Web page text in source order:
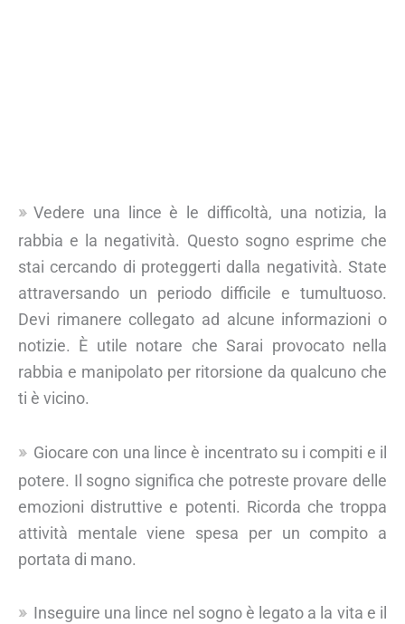
Vedere una lince è le difficoltà, una notizia, la
rabbia e la negatività. Questo sogno esprime che
stai cercando di proteggerti dalla negatività. State
attraversando un periodo difficile e tumultuoso.
Devi rimanere collegato ad alcune informazioni o
notizie. È utile notare che Sarai provocato nella
rabbia e manipolato per ritorsione da qualcuno che
ti è vicino.
Giocare con una lince è incentrato su i compiti e il
potere. Il sogno significa che potreste provare delle
emozioni distruttive e potenti. Ricorda che troppa
attività mentale viene spesa per un compito a
portata di mano.
Inseguire una lince nel sogno è legato a la vita e il